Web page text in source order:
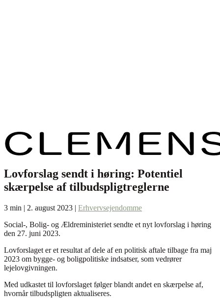
Lovforslag sendt i høring: Potentiel
skærpelse af tilbudspligtreglerne
3 min | 2. august 2023 | Erhvervsejendomme
Social-, Bolig- og Ældreministeriet sendte et nyt lovforslag i høring
den 27. juni 2023.
Lovforslaget er et resultat af dele af en politisk aftale tilbage fra maj
2023 om bygge- og boligpolitiske indsatser, som vedrører
lejelovgivningen.
Med udkastet til lovforslaget følger blandt andet en skærpelse af,
hvornår tilbudspligten aktualiseres.